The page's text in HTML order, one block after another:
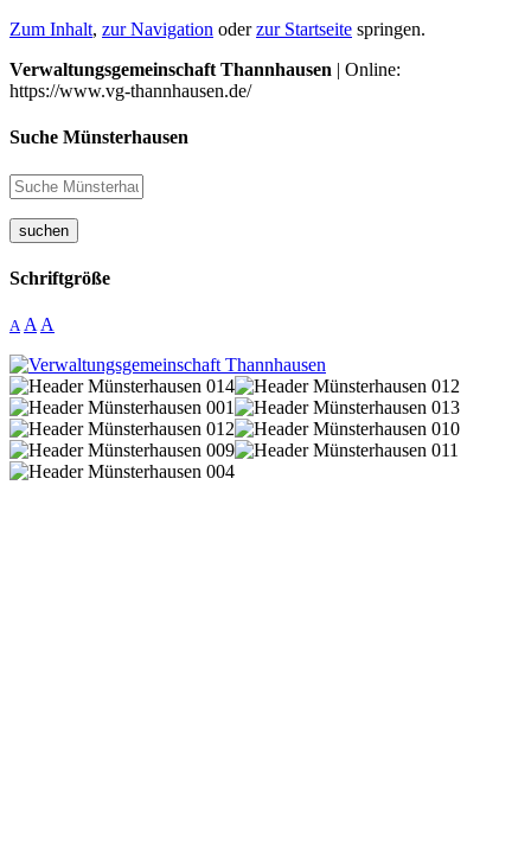
Zum Inhalt, zur Navigation oderzur Startseite springen.
Verwaltungsgemeinschaft Thannhausen | Online:
https://www.vg-thannhausen.de/
Suche Münsterhausen
suchen
Schriftgröße
A A A